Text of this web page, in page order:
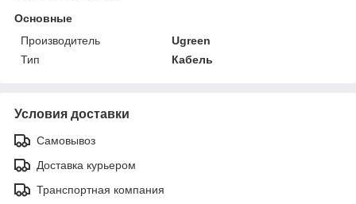
Основные
Производитель
Ugreen
Тип
Кабель
Условия доставки
Самовывоз
Доставка курьером
Транспортная компания